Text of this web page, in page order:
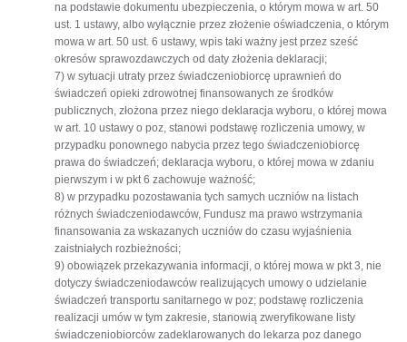
na podstawie dokumentu ubezpieczenia, o którym mowa w art. 50
ust. 1 ustawy, albo wyłącznie przez złożenie oświadczenia, o którym
mowa w art. 50 ust. 6 ustawy, wpis taki ważny jest przez sześć
okresów sprawozdawczych od daty złożenia deklaracji;
7) w sytuacji utraty przez świadczeniobiorcę uprawnień do
świadczeń opieki zdrowotnej finansowanych ze środków
publicznych, złożona przez niego deklaracja wyboru, o której mowa
w art. 10 ustawy o poz, stanowi podstawę rozliczenia umowy, w
przypadku ponownego nabycia przez tego świadczeniobiorcę
prawa do świadczeń; deklaracja wyboru, o której mowa w zdaniu
pierwszym i w pkt 6 zachowuje ważność;
8) w przypadku pozostawania tych samych uczniów na listach
różnych świadczeniodawców, Fundusz ma prawo wstrzymania
finansowania za wskazanych uczniów do czasu wyjaśnienia
zaistniałych rozbieżności;
9) obowiązek przekazywania informacji, o której mowa w pkt 3, nie
dotyczy świadczeniodawców realizujących umowy o udzielanie
świadczeń transportu sanitarnego w poz; podstawę rozliczenia
realizacji umów w tym zakresie, stanowią zweryfikowane listy
świadczeniobiorców zadeklarowanych do lekarza poz danego